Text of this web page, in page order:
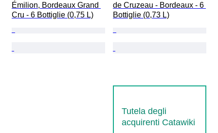
Émilion, Bordeaux Grand
Cru - 6 Bottiglie (0,75 L)
de Cruzeau - Bordeaux - 6
Bottiglie (0,73 L)
Tutela degli
acquirenti Catawiki